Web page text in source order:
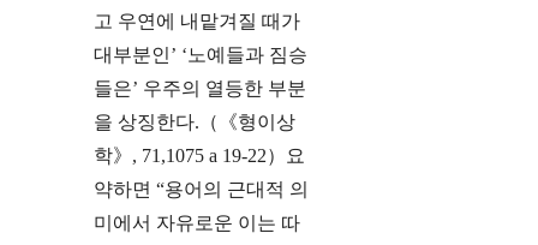
고 우연에 내맡겨질 때가
대부분인’ ‘노예들과 짐승
들은’ 우주의 열등한 부분
을 상징한다.（《형이상
학》, 71,1075 a 19-22）요
약하면 “용어의 근대적 의
미에서 자유로운 이는 따